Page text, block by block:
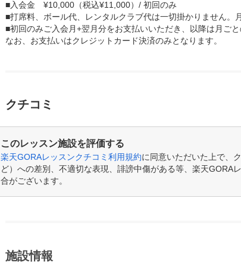
■入会金  	¥10,000（税込¥11,000）/ 初回のみ
■打席料、ボール代、レンタルクラブ代は一切掛かりません。
■初回のみご入会月+翌月分をお支払いいただき、以降は月ごと
なお、お支払いはクレジットカード決済のみとなります。
クチコミ
このレッスン施設を評価する
楽天GORAレッスンクチコミ利用規約に同意いただいた上で、
ど）への差別、不適切な表現、誹謗中傷がある等、楽天
合がございます。
施設情報